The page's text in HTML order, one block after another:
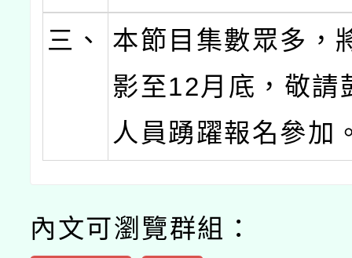
三、
本節目集數眾多，
影至12月底，敬請
人員踴躍報名參加
內文可瀏覽群組：